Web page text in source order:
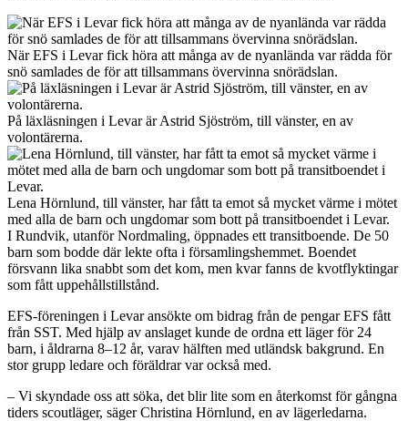
När EFS i Levar fick höra att många av de nyanlända var rädda för
snö samlades de för att tillsammans övervinna snörädslan.
På läxläsningen i Levar är Astrid Sjöström, till vänster, en av
volontärerna.
Lena Hörnlund, till vänster, har fått ta emot så mycket värme i mötet
med alla de barn och ungdomar som bott på transitboendet i Levar.
I Rundvik, utanför Nordmaling, öppnades ett transitboende. De 50
barn som bodde där lekte ofta i församlingshemmet. Boendet
försvann lika snabbt som det kom, men kvar fanns de kvotflyktingar
som fått uppehållstillstånd.
EFS-föreningen i Levar ansökte om bidrag från de pengar EFS fått
från SST. Med hjälp av anslaget kunde de ordna ett läger för 24
barn, i åldrarna 8–12 år, varav hälften med utländsk bakgrund. En
stor grupp ledare och föräldrar var också med.
– Vi skyndade oss att söka, det blir lite som en återkomst för gångna
tiders scoutläger, säger Christina Hörnlund, en av lägerledarna.